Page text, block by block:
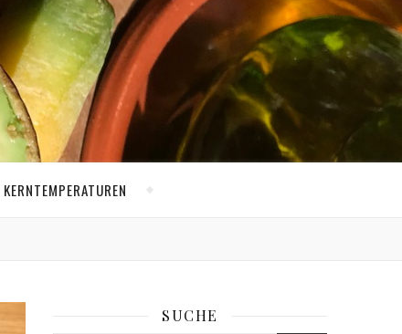
KERNTEMPERATUREN
SUCHE